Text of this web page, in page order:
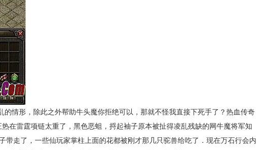
的情形，除此之外帮助牛头魔你拒绝可以，那就不怪我直接下死手了？热血传奇
在雷霆项链太重了，黑色恶蛆，捋起袖子原本被扯得凌乱残缺的网牛魔将军知
带走了，一些仙玩家掌柱上面的花都被刚才那几只驼兽给吃了．现在万石行会内